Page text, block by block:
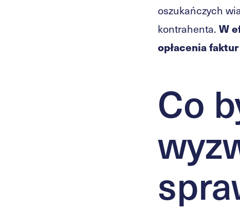
oszukańczych
kontrahenta. W
opłacenia
Co